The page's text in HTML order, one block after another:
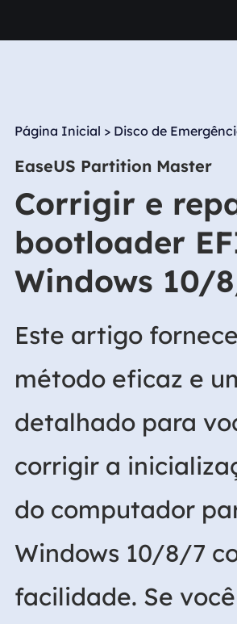
Página Inicial > Disco de
EaseUS Partition Master
Corrigir e
bootloader
Windows 10/
Este artigo
método eficaz e
detalhado para
corrigir a
do computador
Windows 10/8/7
facilidade. Se